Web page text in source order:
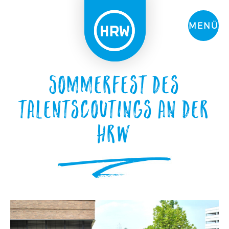
MENÜ
Sommerfest des
Talentscoutings an der
HRW